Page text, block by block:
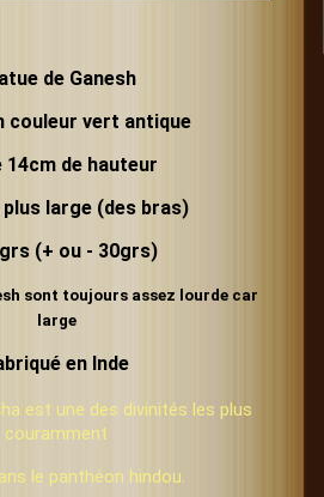
de Ganesh
couleur vert antique
14cm de hauteur
plus large (des bras)
(+ ou - 30grs)
sont toujours assez lourde car
large
en Inde
est une des divinités les plus
couramment
le panthéon hindou.